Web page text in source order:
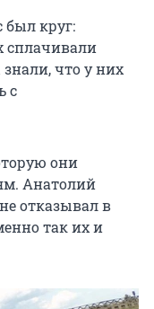
был круг:
сплачивали
что у них
с
они
Анатолий
отказывал в
так их и